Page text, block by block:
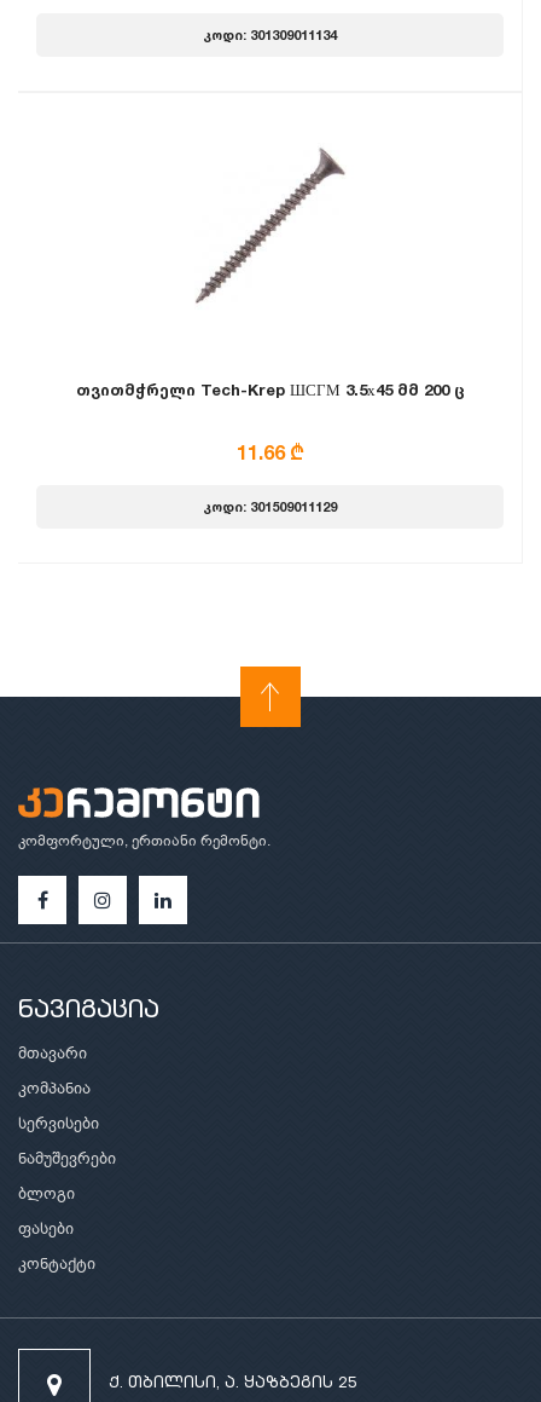
კოდი: 301309011134
თვითმჭრელი Tech-Krep ШСГМ 3.5х45 მმ 200 ც
11.66 ₾
კოდი: 301509011129
კომფორტული, ერთიანი რემონტი.
ნავიგაცია
მთავარი
კომპანია
სერვისები
ნამუშევრები
ბლოგი
ფასები
კონტაქტი
ქ. თბილისი, ა. ყაზბეგის 25